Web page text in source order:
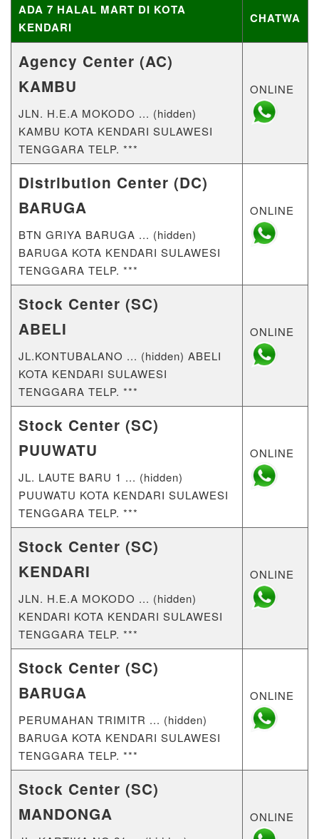
ADA 7 HALAL MART DI KOTA
KENDARI
CHATWA
Agency Center (AC)
KAMBU
JLN. H.E.A MOKODO ... (hidden)
KAMBU KOTA KENDARI SULAWESI
TENGGARA TELP. ***
ONLINE
Distribution Center (DC)
BARUGA
BTN GRIYA BARUGA ... (hidden)
BARUGA KOTA KENDARI SULAWESI
TENGGARA TELP. ***
ONLINE
Stock Center (SC)
ABELI
JL.KONTUBALANO ... (hidden) ABELI
KOTA KENDARI SULAWESI
TENGGARA TELP. ***
ONLINE
Stock Center (SC)
PUUWATU
JL. LAUTE BARU 1 ... (hidden)
PUUWATU KOTA KENDARI SULAWESI
TENGGARA TELP. ***
ONLINE
Stock Center (SC)
KENDARI
JLN. H.E.A MOKODO ... (hidden)
KENDARI KOTA KENDARI SULAWESI
TENGGARA TELP. ***
ONLINE
Stock Center (SC)
BARUGA
PERUMAHAN TRIMITR ... (hidden)
BARUGA KOTA KENDARI SULAWESI
TENGGARA TELP. ***
ONLINE
Stock Center (SC)
MANDONGA
ONLINE